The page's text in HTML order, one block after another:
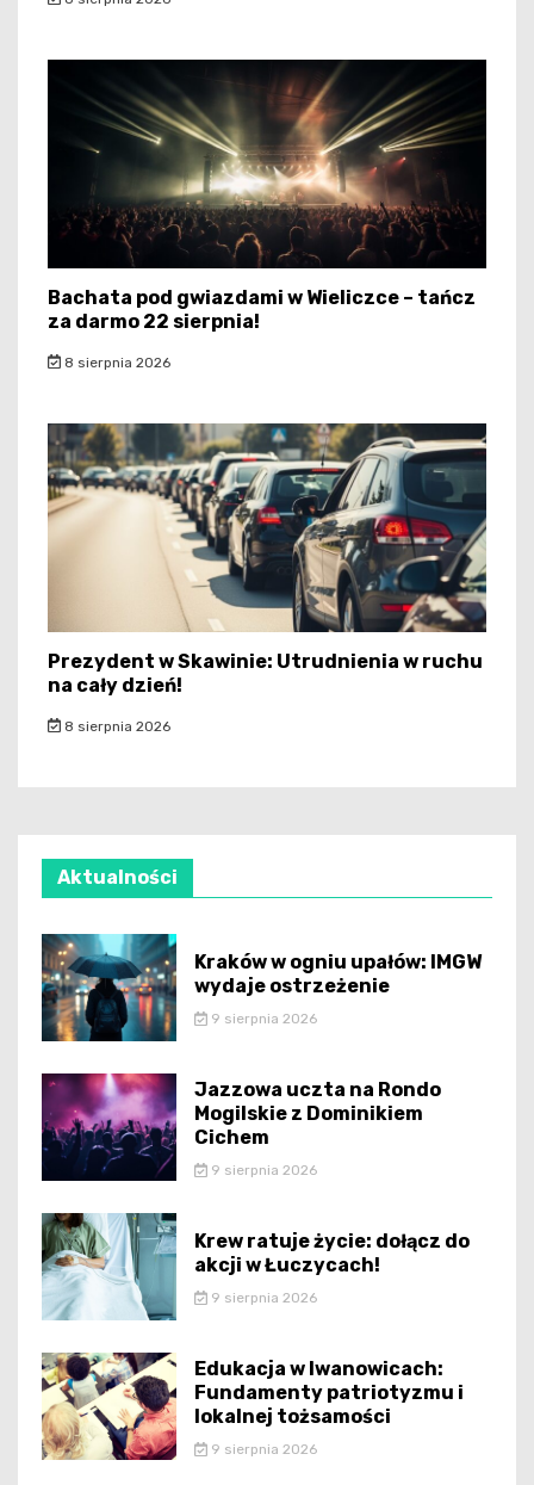
Bachata pod gwiazdami w Wieliczce – tańcz
za darmo 22 sierpnia!
8 sierpnia 2026
Prezydent w Skawinie: Utrudnienia w ruchu
na cały dzień!
8 sierpnia 2026
Aktualności
Kraków w ogniu upałów: IMGW
wydaje ostrzeżenie
9 sierpnia 2026
Jazzowa uczta na Rondo
Mogilskie z Dominikiem
Cichem
9 sierpnia 2026
Krew ratuje życie: dołącz do
akcji w Łuczycach!
9 sierpnia 2026
Edukacja w Iwanowicach:
Fundamenty patriotyzmu i
lokalnej tożsamości
9 sierpnia 2026